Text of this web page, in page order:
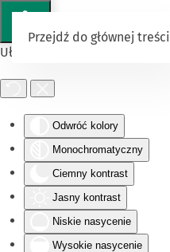
Ułatwienia dostępu
Odwróć kolory
Monochromatyczny
Ciemny kontrast
Jasny kontrast
Niskie nasycenie
Wysokie nasycenie
Przejdź do głównej treści